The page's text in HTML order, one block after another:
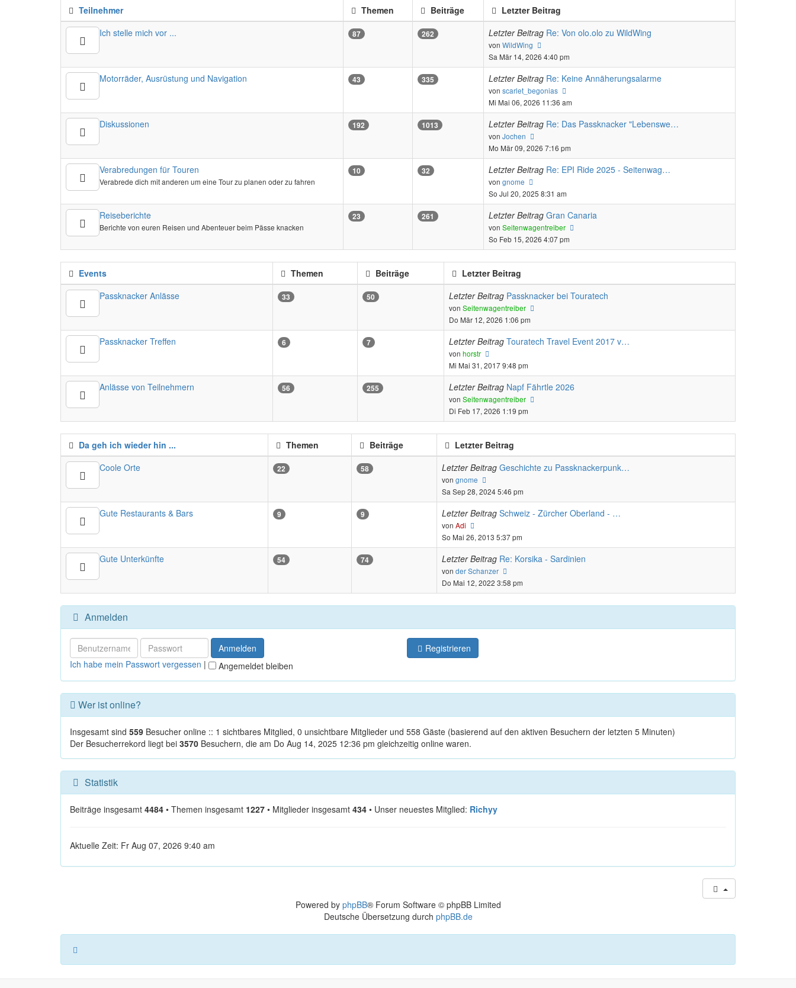
Teilnehmer Themen Beiträge
Letzter Beitrag
Ich stelle mich vor ...
87 262 Letzter Beitrag Re: Von olo.olo zu WildWing
von WildWing
Beitrag
Sa Mär 14, 2026 4:40 pm
Motorräder, Ausrüstung und Navigation 43 335 Letzter Beitrag Re: Keine Annäherungsalarme
von scarlet_begonias
Mi Mai 06, 2026 11:36 am
Diskussionen 192 1013 Letzter Beitrag Re: Das Passknacker "Lebenswe…
von Jochen
Beitrag
Mo Mär 09, 2026 7:16 pm
Verabredungen für Touren
Verabrede dich mit anderen um eine Tour zu planen oder zu fahren
10 32 Letzter Beitrag Re: EPI Ride 2025 - Seitenwag…
von gnome
Beitrag
So Jul 20, 2025 8:31 am
Reiseberichte
Berichte von euren Reisen und Abenteuer beim Pässe knacken
23 261 Letzter Beitrag Gran Canaria
von Seitenwagentreiber
So Feb 15, 2026 4:07 pm
Events Themen Beiträge
Letzter Beitrag
Passknacker Anlässe
33 50 Letzter Beitrag Passknacker bei Touratech
von Seitenwagentreiber
Do Mär 12, 2026 1:06 pm
Passknacker Treffen 6 7 Letzter Beitrag Touratech Travel Event 2017 v…
von horstr
Beitrag
Mi Mai 31, 2017 9:48 pm
Anlässe von Teilnehmern 56 255 Letzter Beitrag Napf Fährtle 2026
von Seitenwagentreiber
Di Feb 17, 2026 1:19 pm
Da geh ich wieder hin ... Themen Beiträge
Letzter Beitrag
Coole Orte
22 58 Letzter Beitrag Geschichte zu Passknackerpunk…
von gnome
Beitrag
Sa Sep 28, 2024 5:46 pm
Gute Restaurants & Bars 9 9 Letzter Beitrag Schweiz - Zürcher Oberland - …
von Adi
Beitrag
So Mai 26, 2013 5:37 pm
Gute Unterkünfte 54 74 Letzter Beitrag Re: Korsika - Sardinien
von der Schanzer
Beitrag
Do Mai 12, 2022 3:58 pm
Anmelden
Ich habe mein Passwort vergessen | Angemeldet bleiben
Registrieren
Wer ist online?
Insgesamt sind 559 Besucher online :: 1 sichtbares Mitglied, 0 unsichtbare Mitglieder und 558 Gäste (basierend auf den aktiven Besuchern der letzten 5 Minuten)
Der Besucherrekord liegt bei 3570 Besuchern, die am Do Aug 14, 2025 12:36 pm gleichzeitig online waren.
Statistik
Beiträge insgesamt 4484 • Themen insgesamt 1227 • Mitglieder insgesamt 434 • Unser neuestes Mitglied: Richyy
Aktuelle Zeit: Fr Aug 07, 2026 9:40 am
Powered by phpBB® Forum Software © phpBB Limited
Deutsche Übersetzung durch phpBB.de